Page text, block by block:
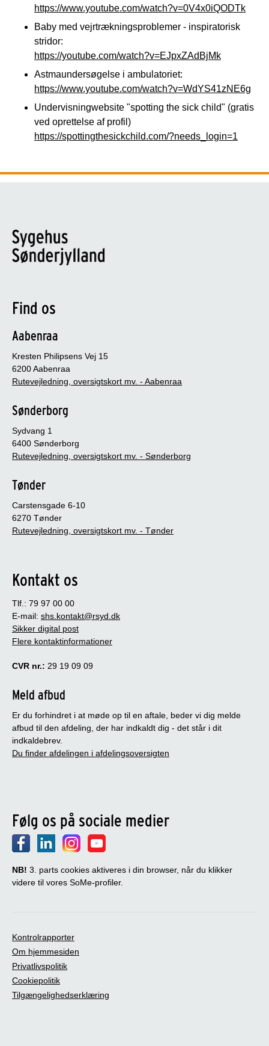
https://www.youtube.com/watch?v=0V4x0iQODTk
Baby med vejrtrækningsproblemer - inspiratorisk
stridor:
https://youtube.com/watch?v=EJpxZAdBjMk
Astmaundersøgelse i ambulatoriet:
https://www.youtube.com/watch?v=WdYS41zNE6g
Undervisningwebsite "spotting the sick child" (gratis
ved oprettelse af profil)
https://spottingthesickchild.com/?needs_login=1
Find os
Aabenraa
Kresten Philipsens Vej 15
6200 Aabenraa
Rutevejledning, oversigtskort mv. - Aabenraa
Sønderborg
Sydvang 1
6400 Sønderborg
Rutevejledning, oversigtskort mv. - Sønderborg
Tønder
Carstensgade 6-10
6270 Tønder
Rutevejledning, oversigtskort mv. - Tønder
Kontakt os
Tlf.: 79 97 00 00
E-mail: shs.kontakt@rsyd.dk
Sikker digital post
Flere kontaktinformationer
CVR nr.: 29 19 09 09
Meld afbud
Er du forhindret i at møde op til en aftale, beder vi dig melde
afbud til den afdeling, der har indkaldt dig - det står i dit
indkaldebrev.
Du finder afdelingen i afdelingsoversigten
Følg os på sociale medier
NB! 3. parts cookies aktiveres i din browser, når du klikker
videre til vores SoMe-profiler.
Kontrolrapporter
Om hjemmesiden
Privatlivspolitik
Cookiepolitik
Tilgængelighedserklæring